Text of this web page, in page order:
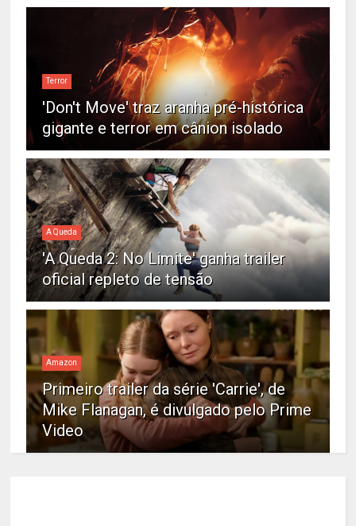
Terror
'Don't Move' traz aranha pré-histórica
gigante e terror em cânion isolado
A Queda
'A Queda 2: No Limite' ganha trailer
oficial repleto de tensão
Amazon
Primeiro trailer da série 'Carrie', de
Mike Flanagan, é divulgado pelo Prime
Video